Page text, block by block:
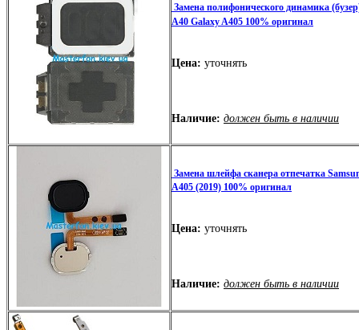
Замена полифонического динамика
A40 Galaxy A405 100% оригинал
Цена: уточнять
Наличие: должен быть в наличии
Замена шлейфа сканера отпечатка
A405 (2019) 100% оригинал
Цена: уточнять
Наличие: должен быть в наличии